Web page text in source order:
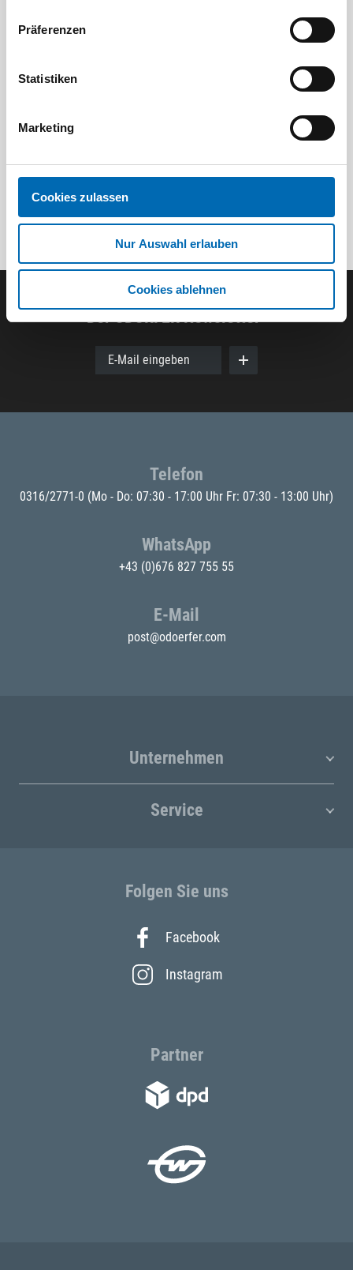
Präferenzen
Statistiken
Marketing
Cookies zulassen
Nur Auswahl erlauben
Cookies ablehnen
Der ODÖRFER Newsletter
E-Mail eingeben
Telefon
0316/2771-0 (Mo - Do: 07:30 - 17:00 Uhr Fr: 07:30 - 13:00 Uhr)
WhatsApp
+43 (0)676 827 755 55
E-Mail
post@odoerfer.com
Unternehmen
Service
Folgen Sie uns
Facebook
Instagram
Partner